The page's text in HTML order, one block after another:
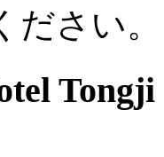
ださい。